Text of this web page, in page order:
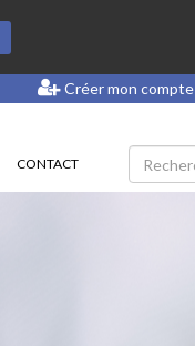
Créer mon compte
CONTACT